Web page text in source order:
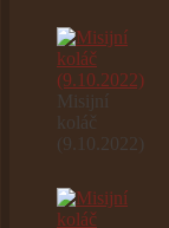
Misijní
koláč
(9.10.2022)